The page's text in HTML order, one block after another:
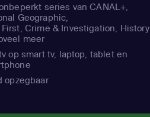
series van CANAL+,
Geographic,
First, Crime & Investigation, History
meer
op smart tv, laptop, tablet en
opzegbaar